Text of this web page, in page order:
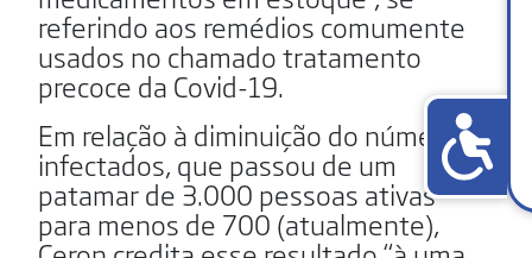
referindo aos remédios comumente
usados no chamado tratamento
precoce da Covid-19.
Em relação à diminuição do número de
infectados, que passou de um
patamar de 3.000 pessoas ativas
para menos de 700 (atualmente),